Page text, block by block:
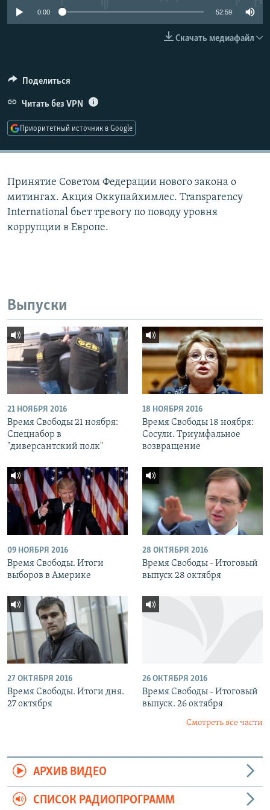
РАСПИСАНИЕ ВЕЩАНИЯ
0:00 52:59
Скачать медиафайл
Поделиться
Читать без VPN
Приоритетный источник в Google
Принятие Советом Федерации нового закона о
митингах. Акция Оккупайхимлес. Transparency
International бьет тревогу по поводу уровня
коррупции в Европе.
Выпуски
21 НОЯБРЯ 2016
Время Свободы 21 ноября:
Спецнабор в
"диверсантский полк"
18 НОЯБРЯ 2016
Время Свободы 18 ноября:
Сосули. Триумфальное
возвращение
09 НОЯБРЯ 2016
Время Свободы. Итоги
выборов в Америке
28 ОКТЯБРЯ 2016
Время Свободы - Итоговый
выпуск 28 октября
27 ОКТЯБРЯ 2016
Время Свободы. Итоги дня.
27 октября
26 ОКТЯБРЯ 2016
Время Свободы - Итоговый
выпуск. 26 октября
Смотреть все части
АРХИВ ВИДЕО
СПИСОК РАДИОПРОГРАММ